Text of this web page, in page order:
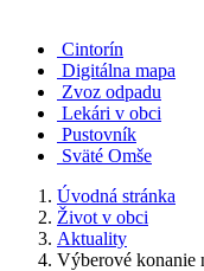
Cintorín
Digitálna mapa
Zvoz odpadu
Lekári v obci
Pustovník
Sväté Omše
Úvodná stránka
Život v obci
Aktuality
Výberové konanie